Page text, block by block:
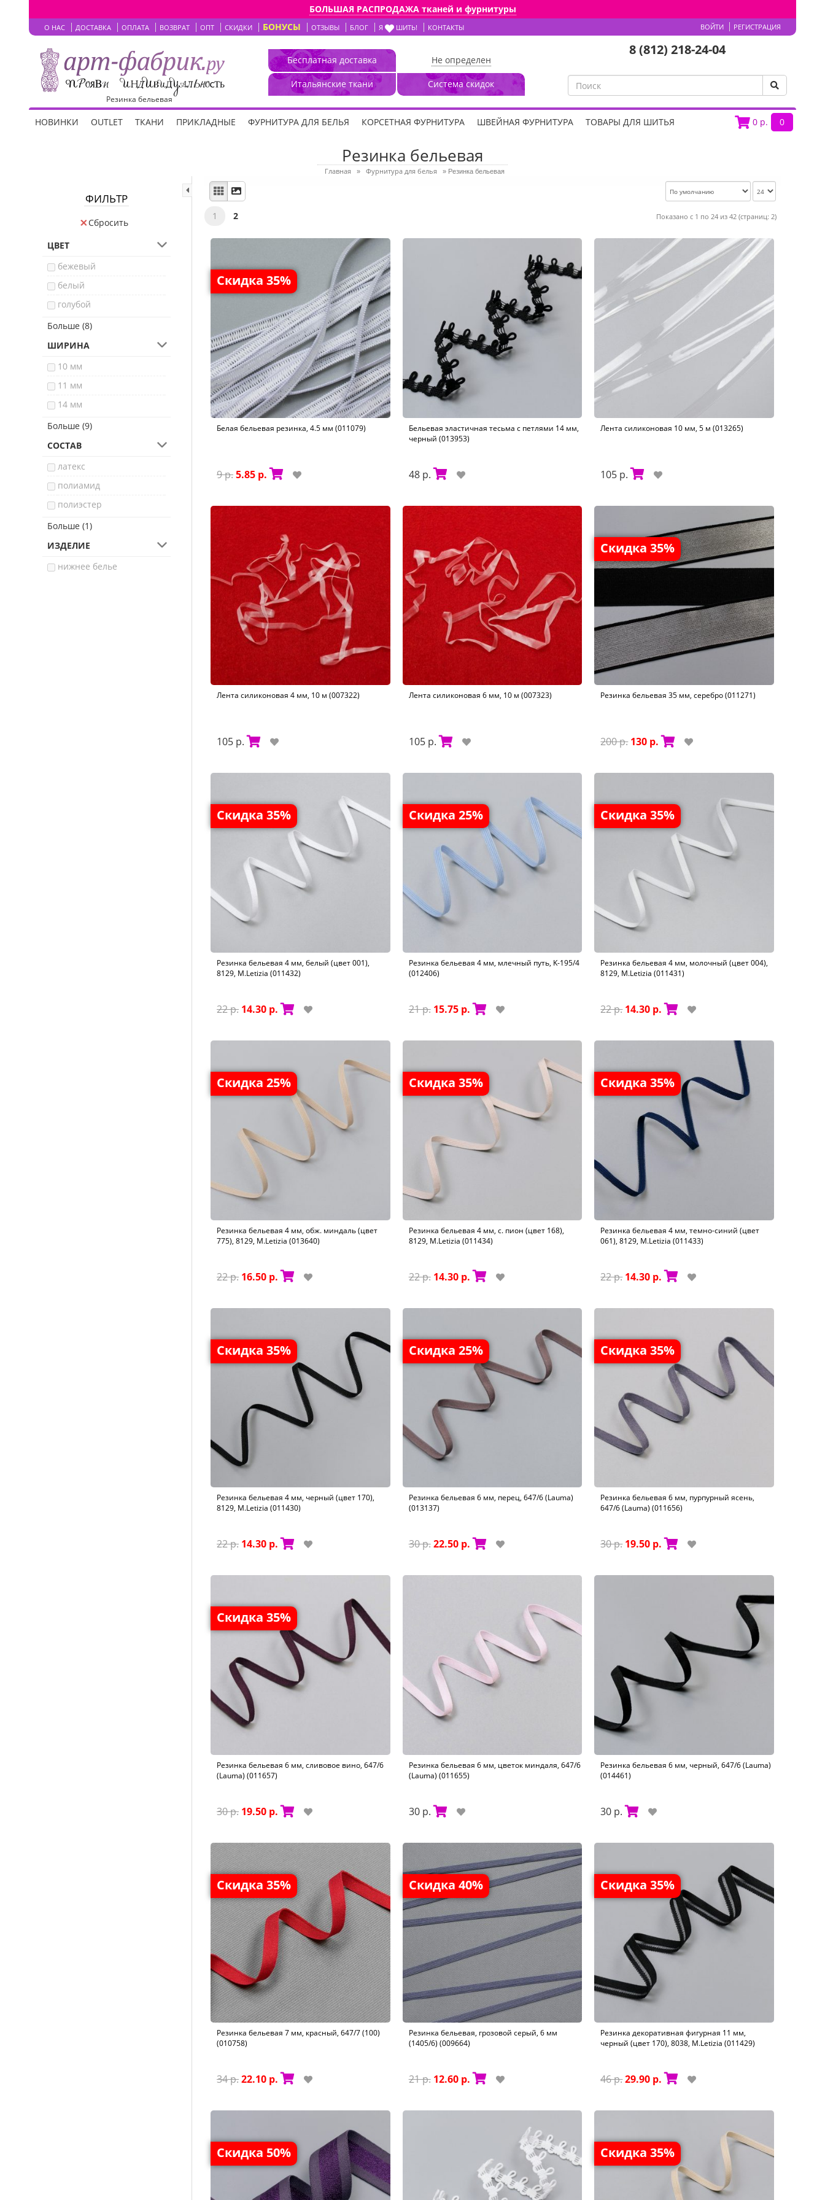
БОЛЬШАЯ РАСПРОДАЖА тканей и фурнитуры
О НАС ДОСТАВКА ОПЛАТА ВОЗВРАТ ОПТ СКИДКИ БОНУСЫ ОТЗЫВЫ БЛОГ Я ШИТЬ! КОНТАКТЫ ВОЙТИ РЕГИСТРАЦИЯ
Бесплатная доставка
Итальянские ткани
Не определен
Система скидок
8 (812) 218-24-04
Резинка бельевая
0 р. 0
НОВИНКИ OUTLET ТКАНИ ПРИКЛАДНЫЕ ФУРНИТУРА ДЛЯ БЕЛЬЯ КОРСЕТНАЯ ФУРНИТУРА ШВЕЙНАЯ ФУРНИТУРА ТОВАРЫ ДЛЯ ШИТЬЯ
Резинка бельевая
Главная » Фурнитура для белья » Резинка бельевая
ФИЛЬТР
Сбросить
ЦВЕТ
бежевый
белый
голубой
коричневый
красный
прозрачный
розовый
серый
Больше (8)
ШИРИНА
10 мм
11 мм
14 мм
38 мм
4 мм
Больше (9)
СОСТАВ
латекс
полиамид
полиэстер
силикон
Больше (1)
ИЗДЕЛИЕ
нижнее белье
1 2 Показано с 1 по 24 из 42 (страниц: 2)
Скидка 35%
Белая бельевая резинка, 4.5 мм (011079)
9 р.5.85 р.
Бельевая эластичная тесьма с петлями 14 мм,
черный (013953)
48 р.
Лента силиконовая 10 мм, 5 м (013265)
105 р.
Лента силиконовая 4 мм, 10 м (007322)
105 р.
Лента силиконовая 6 мм, 10 м (007323)
105 р.
Скидка 35%
Резинка бельевая 35 мм, серебро (011271)
200 р. 130 р.
Скидка 35%
Резинка бельевая 4 мм, белый (цвет 001),
8129, M.Letizia (011432)
22 р. 14.30 р.
Скидка 25%
Резинка бельевая 4 мм, млечный путь, K-195/4
(012406)
21 р. 15.75 р.
Скидка 35%
Резинка бельевая 4 мм, молочный (цвет 004),
8129, M.Letizia (011431)
22 р. 14.30 р.
Скидка 25%
Резинка бельевая 4 мм, обж. миндаль (цвет
775), 8129, M.Letizia (013640)
22 р. 16.50 р.
Скидка 35%
Резинка бельевая 4 мм, с. пион (цвет 168),
8129, M.Letizia (011434)
22 р. 14.30 р.
Скидка 35%
Резинка бельевая 4 мм, темно-синий (цвет
061), 8129, M.Letizia (011433)
22 р. 14.30 р.
Скидка 35%
Резинка бельевая 4 мм, черный (цвет 170),
8129, M.Letizia (011430)
22 р. 14.30 р.
Скидка 25%
Резинка бельевая 6 мм, перец, 647/6 (Lauma)
(013137)
30 р.22.50 р.
Скидка 35%
Резинка бельевая 6 мм, пурпурный ясень,
647/6 (Lauma) (011656)
30 р. 19.50 р.
Скидка 35%
Резинка бельевая 6 мм, сливовое вино, 647/6
(Lauma) (011657)
30 р. 19.50 р.
Резинка бельевая 6 мм, цветок миндаля, 647/6
(Lauma) (011655)
30 р.
Резинка бельевая 6 мм, черный, 647/6 (Lauma)
(014461)
30 р.
Скидка 35%
Резинка бельевая 7 мм, красный, 647/7 (100)
(010758)
34 р.22.10 р.
Скидка 40%
Резинка бельевая, грозовой серый, 6 мм
(1405/6) (009664)
21 р. 12.60 р.
Скидка 35%
Резинка декоративная фигурная 11 мм,
черный (цвет 170), 8038, M.Letizia (011429)
46 р.29.90 р.
Скидка 50% Скидка 35%